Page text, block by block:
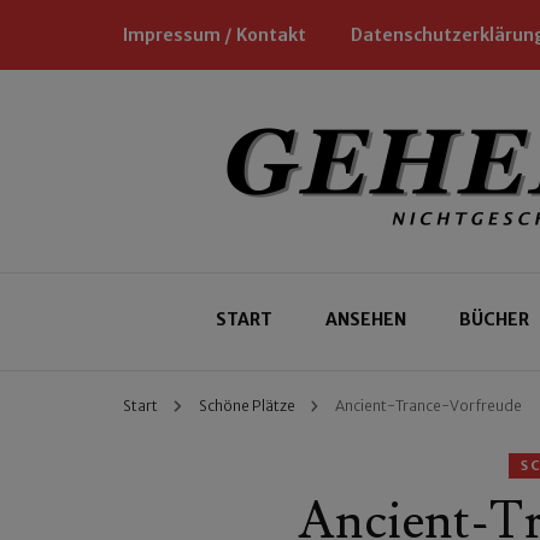
Impressum / Kontakt
START ANSEHEN BÜCHER
Start Schöne Plätze Ancient-Trance-Vorfreude
Ancient-